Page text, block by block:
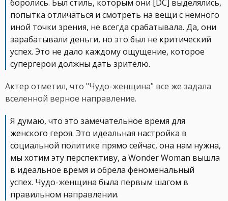
боролись. Был стиль, которым они [DC] выделялись,
попытка отличаться и смотреть на вещи с немного
иной точки зрения, не всегда срабатывала. Да, они
зарабатывали деньги, но это был не критический
успех. Это не дало каждому ощущение, которое
супергерои должны дать зрителю.
Актер отметил, что "Чудо-женщина" все же задала
вселенной верное направление.
Я думаю, что это замечательное время для
женского героя. Это идеальная настройка в
социальной политике прямо сейчас, она нам нужна,
мы хотим эту перспективу, а Wonder Woman вышла
в идеальное время и обрела феноменальный
успех. Чудо-женщина была первым шагом в
правильном направлении.